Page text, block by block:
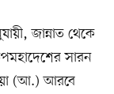
জান্নাত থেকে
সারন
(আ.) আরবে